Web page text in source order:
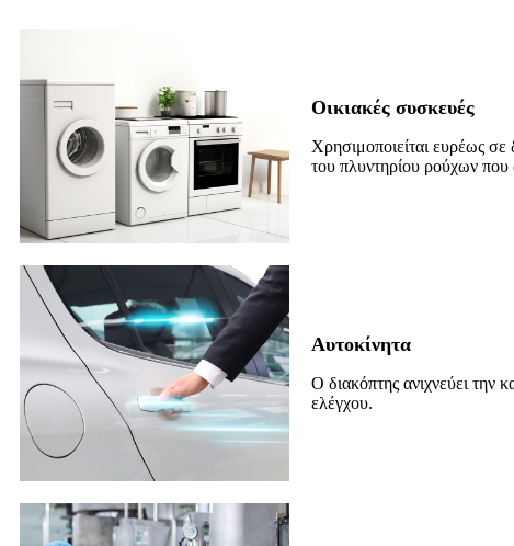
Οικιακές συσκευές
Χρησιμοποιείται ευρέως σε
του πλυντηρίου ρούχων που
Αυτοκίνητα
Ο διακόπτης ανιχνεύει την
ελέγχου.